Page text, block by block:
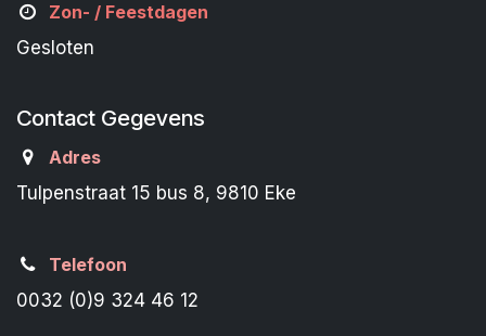
Zon- / Feestdagen
Gesloten
Contact Gegevens
Adres
Tulpenstraat 15 bus 8, 9810 Eke
Telefoon
0032 (0)9 324 46 12